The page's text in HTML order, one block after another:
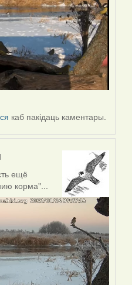
каб пакідаць каментары.
ещё
корма"...